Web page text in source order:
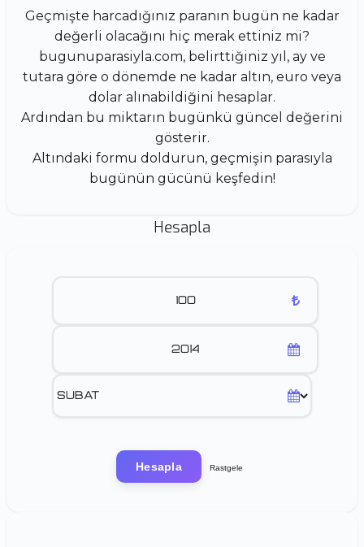
Geçmişte harcadığınız paranın bugün ne kadar
değerli olacağını hiç merak ettiniz mi?
bugunuparasiyla.com, belirttiğiniz yıl, ay ve
tutara göre o dönemde ne kadar altın, euro veya
dolar alınabildiğini hesaplar.
Ardından bu miktarın bugünkü güncel değerini
gösterir.
Altındaki formu doldurun, geçmişin parasıyla
bugünün gücünü keşfedin!
Hesapla
Hesapla Rastgele